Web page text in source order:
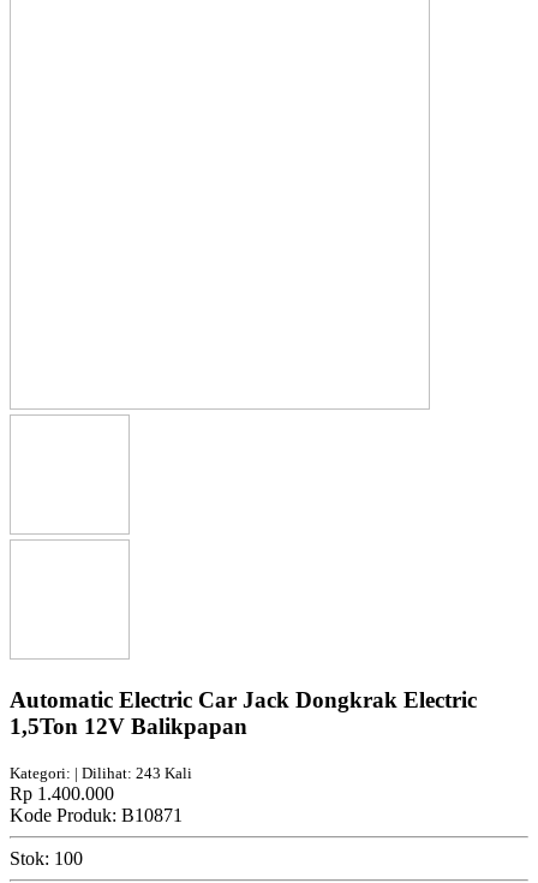
Automatic Electric Car Jack Dongkrak Electric
1,5Ton 12V Balikpapan
Kategori: | Dilihat: 243 Kali
Rp 1.400.000
Kode Produk: B10871
Stok: 100